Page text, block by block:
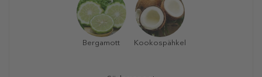
Bergamott Kookospähkel